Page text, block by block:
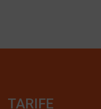
TARIFE